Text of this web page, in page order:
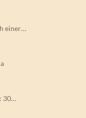
einer…
30…